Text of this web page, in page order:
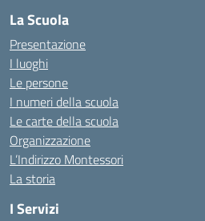
La Scuola
Presentazione
I luoghi
Le persone
I numeri della scuola
Le carte della scuola
Organizzazione
L’Indirizzo Montessori
La storia
I Servizi